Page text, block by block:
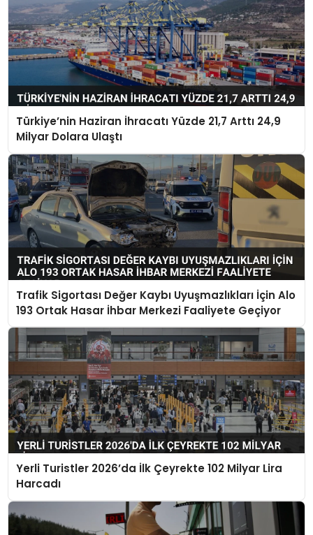
Türkiye’nin Haziran İhracatı Yüzde 21,7 Arttı 24,9
Milyar Dolara Ulaştı
Trafik Sigortası Değer Kaybı Uyuşmazlıkları İçin Alo
193 Ortak Hasar İhbar Merkezi Faaliyete Geçiyor
Yerli Turistler 2026’da İlk Çeyrekte 102 Milyar Lira
Harcadı